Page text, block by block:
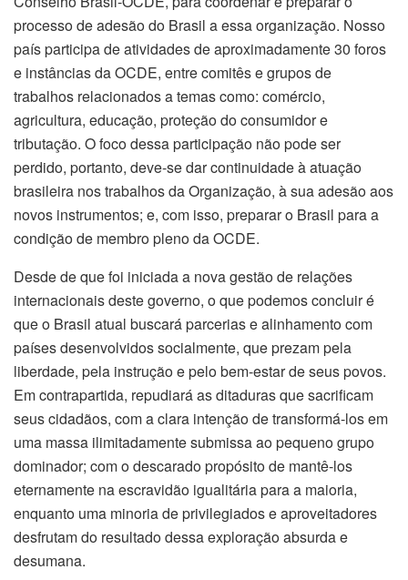
processo de adesão do Brasil a essa organização. Nosso
país participa de atividades de aproximadamente 30 foros
e instâncias da OCDE, entre comitês e grupos de
trabalhos relacionados a temas como: comércio,
agricultura, educação, proteção do consumidor e
tributação. O foco dessa participação não pode ser
perdido, portanto, deve-se dar continuidade à atuação
brasileira nos trabalhos da Organização, à sua adesão aos
novos instrumentos; e, com isso, preparar o Brasil para a
condição de membro pleno da OCDE.
Desde de que foi iniciada a nova gestão de relações
internacionais deste governo, o que podemos concluir é
que o Brasil atual buscará parcerias e alinhamento com
países desenvolvidos socialmente, que prezam pela
liberdade, pela instrução e pelo bem-estar de seus povos.
Em contrapartida, repudiará as ditaduras que sacrificam
seus cidadãos, com a clara intenção de transformá-los em
uma massa ilimitadamente submissa ao pequeno grupo
dominador; com o descarado propósito de mantê-los
eternamente na escravidão igualitária para a maioria,
enquanto uma minoria de privilegiados e aproveitadores
desfrutam do resultado dessa exploração absurda e
desumana.